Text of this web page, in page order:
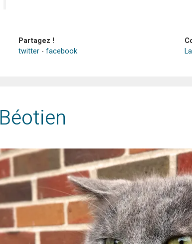
Partagez !
twitter - facebook
Béotien